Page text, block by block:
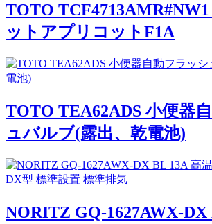
TOTO
ットアプリコットF1A
TOTO TEA62ADS 小便器
ュバルブ(露出、乾電池)
NORITZ GQ-1627AWX-DX